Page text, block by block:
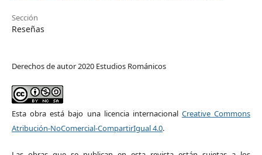
Sección
Reseñas
Derechos de autor 2020 Estudios Románicos
Esta obra está bajo una licencia internacional Creative Commons
Atribución-NoComercial-CompartirIgual 4.0.